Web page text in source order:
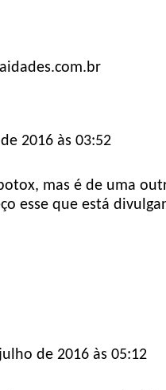
2016 às 03:52
mas é de uma
esse que está
de 2016 às 05:12